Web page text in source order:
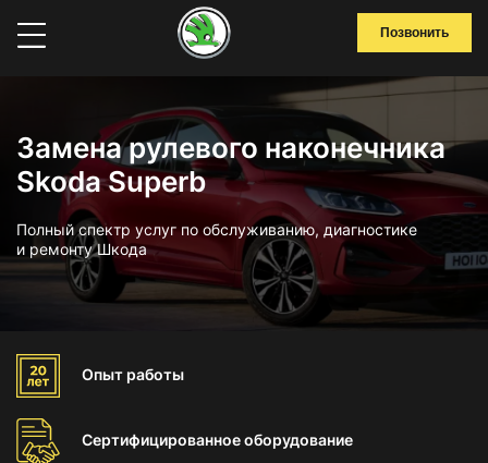
Позвонить
Замена рулевого наконечника
Skoda Superb
Полный спектр услуг по обслуживанию, диагностике
и ремонту Шкода
Опыт работы
Сертифицированноеоборудование